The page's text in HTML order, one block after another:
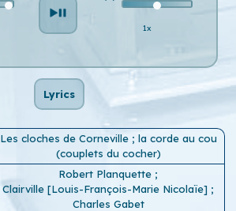
1x
Lyrics
Les cloches de Corneville ; la corde au cou
(couplets du cocher)
Robert Planquette ;
Clairville [Louis-François-Marie Nicolaïe] ;
Charles Gabet